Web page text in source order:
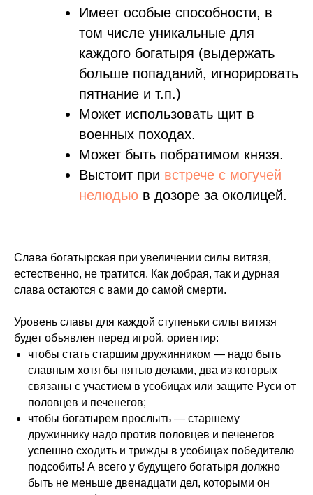
Имеет особые способности, в
том числе уникальные для
каждого богатыря (выдержать
больше попаданий, игнорировать
пятнание и т.п.)
Может использовать щит в
военных походах.
Может быть побратимом князя.
Выстоит при встрече с могучей
нелюдью в дозоре за околицей.
Слава богатырская при увеличении силы витязя,
естественно, не тратится. Как добрая, так и дурная
слава остаются с вами до самой смерти.
Уровень славы для каждой ступеньки силы витязя
будет объявлен перед игрой, ориентир:
чтобы стать старшим дружинником — надо быть
славным хотя бы пятью делами, два из которых
связаны с участием в усобицах или защите Руси от
половцев и печенегов;
чтобы богатырем прослыть — старшему
дружиннику надо против половцев и печенегов
успешно сходить и трижды в усобицах победителю
подсобить! А всего у будущего богатыря должно
быть не меньше двенадцати дел, которыми он